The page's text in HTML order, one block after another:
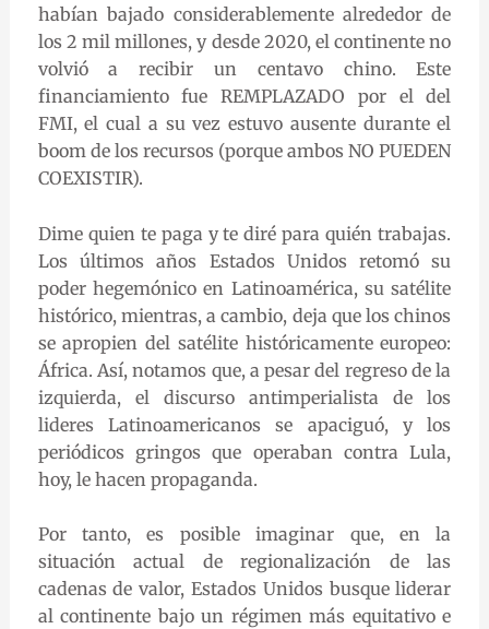
habían bajado considerablemente alrededor de
los 2 mil millones, y desde 2020, el continente no
volvió a recibir un centavo chino. Este
financiamiento fue REMPLAZADO por el del
FMI, el cual a su vez estuvo ausente durante el
boom de los recursos (porque ambos NO PUEDEN
COEXISTIR).
Dime quien te paga y te diré para quién trabajas.
Los últimos años Estados Unidos retomó su
poder hegemónico en Latinoamérica, su satélite
histórico, mientras, a cambio, deja que los chinos
se apropien del satélite históricamente europeo:
África. Así, notamos que, a pesar del regreso de la
izquierda, el discurso antimperialista de los
lideres Latinoamericanos se apaciguó, y los
periódicos gringos que operaban contra Lula,
hoy, le hacen propaganda.
Por tanto, es posible imaginar que, en la
situación actual de regionalización de las
cadenas de valor, Estados Unidos busque liderar
al continente bajo un régimen más equitativo e